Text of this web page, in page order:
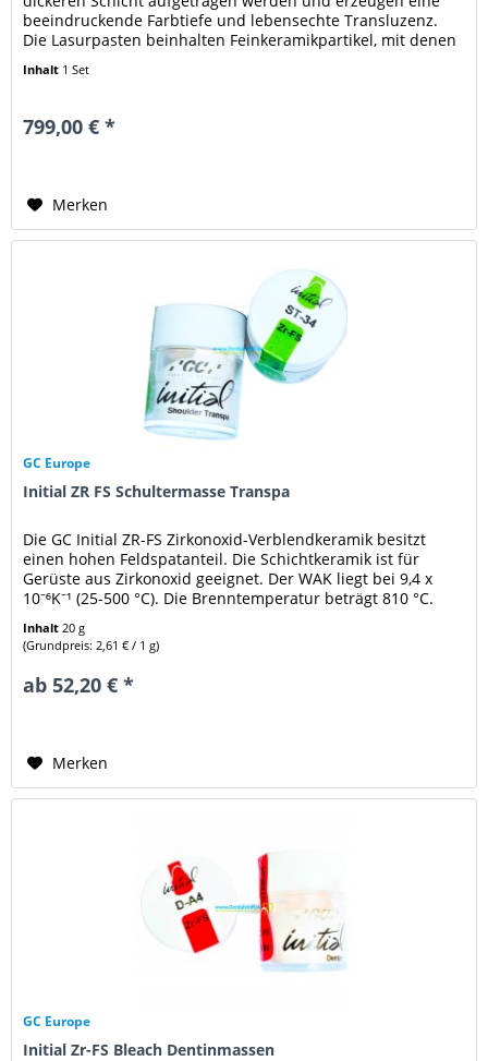
beeindruckende Farbtiefe und lebensechte Transluzenz.
Die Lasurpasten beinhalten Feinkeramikpartikel, mit denen
Inhalt 1 Set
799,00 € *
Merken
GC Europe
Initial ZR FS Schultermasse Transpa
Die GC Initial ZR-FS Zirkonoxid-Verblendkeramik besitzt
einen hohen Feldspatanteil. Die Schichtkeramik ist für
Gerüste aus Zirkonoxid geeignet. Der WAK liegt bei 9,4 x
10⁻⁶K⁻¹ (25-500 °C). Die Brenntemperatur beträgt 810 °C.
Inhalt20 g
(Grundpreis: 2,61 € / 1 g)
ab 52,20 € *
Merken
GC Europe
Initial Zr-FS Bleach Dentinmassen